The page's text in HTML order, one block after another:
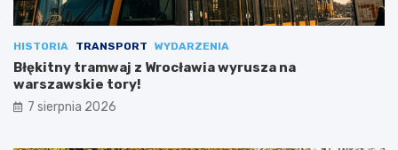
HISTORIA TRANSPORT WYDARZENIA
Błękitny tramwaj z Wrocławia wyrusza na
warszawskie tory!
7 sierpnia 2026